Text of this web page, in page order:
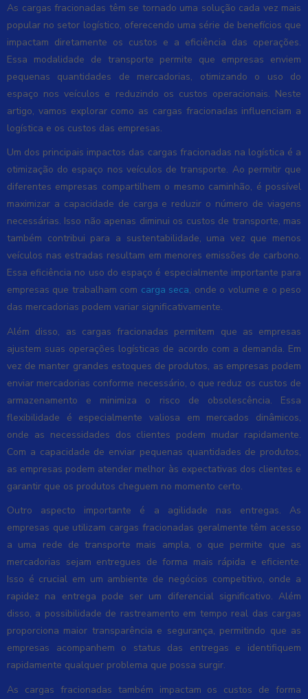
As cargas fracionadas têm se tornado uma solução cada vez mais
popular no setor logístico, oferecendo uma série de benefícios que
impactam diretamente os custos e a eficiência das operações.
Essa modalidade de transporte permite que empresas enviem
pequenas quantidades de mercadorias, otimizando o uso do
espaço nos veículos e reduzindo os custos operacionais. Neste
artigo, vamos explorar como as cargas fracionadas influenciam a
logística e os custos das empresas.
Um dos principais impactos das cargas fracionadas na logística é a
otimização do espaço nos veículos de transporte. Ao permitir que
diferentes empresas compartilhem o mesmo caminhão, é possível
maximizar a capacidade de carga e reduzir o número de viagens
necessárias. Isso não apenas diminui os custos de transporte, mas
também contribui para a sustentabilidade, uma vez que menos
veículos nas estradas resultam em menores emissões de carbono.
Essa eficiência no uso do espaço é especialmente importante para
empresas que trabalham com carga seca, onde o volume e o peso
das mercadorias podem variar significativamente.
Além disso, as cargas fracionadas permitem que as empresas
ajustem suas operações logísticas de acordo com a demanda. Em
vez de manter grandes estoques de produtos, as empresas podem
enviar mercadorias conforme necessário, o que reduz os custos de
armazenamento e minimiza o risco de obsolescência. Essa
flexibilidade é especialmente valiosa em mercados dinâmicos,
onde as necessidades dos clientes podem mudar rapidamente.
Com a capacidade de enviar pequenas quantidades de produtos,
as empresas podem atender melhor às expectativas dos clientes e
garantir que os produtos cheguem no momento certo.
Outro aspecto importante é a agilidade nas entregas. As
empresas que utilizam cargas fracionadas geralmente têm acesso
a uma rede de transporte mais ampla, o que permite que as
mercadorias sejam entregues de forma mais rápida e eficiente.
Isso é crucial em um ambiente de negócios competitivo, onde a
rapidez na entrega pode ser um diferencial significativo. Além
disso, a possibilidade de rastreamento em tempo real das cargas
proporciona maior transparência e segurança, permitindo que as
empresas acompanhem o status das entregas e identifiquem
rapidamente qualquer problema que possa surgir.
As cargas fracionadas também impactam os custos de forma